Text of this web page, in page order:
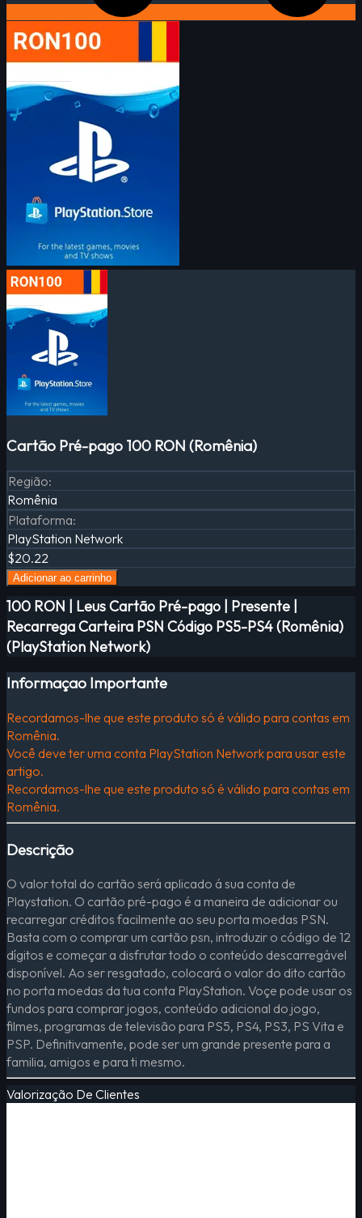
Cartão Pré-pago 100 RON (Romênia)
Região:
Romênia
Plataforma:
PlayStation Network
$20.22
Adicionar ao carrinho
100 RON | Leus Cartão Pré-pago | Presente |
Recarrega Carteira PSN Código PS5-PS4 (Romênia)
(PlayStation Network)
Informaçao Importante
Recordamos-lhe que este produto só é válido para contas em
Romênia.
Você deve ter uma conta PlayStation Network para usar este
artigo.
Recordamos-lhe que este produto só é válido para contas em
Romênia.
Descrição
O valor total do cartão será aplicado á sua conta de
Playstation. O cartão pré-pago é a maneira de adicionar ou
recarregar créditos facilmente ao seu porta moedas PSN.
Basta com o comprar um cartão psn, introduzir o código de 12
dígitos e começar a disfrutar todo o conteúdo descarregável
disponível. Ao ser resgatado, colocará o valor do dito cartão
no porta moedas da tua conta PlayStation. Voçe pode usar os
fundos para comprar jogos, conteúdo adicional do jogo,
filmes, programas de televisão para PS5, PS4, PS3, PS Vita e
PSP. Definitivamente, pode ser um grande presente para a
familia, amigos e para ti mesmo.
Valorização De Clientes